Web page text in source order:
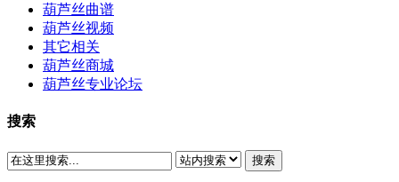
葫芦丝曲谱
葫芦丝视频
其它相关
葫芦丝商城
葫芦丝专业论坛
搜索
搜索